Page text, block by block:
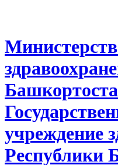
учреждение
Республики